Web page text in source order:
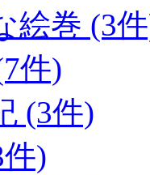
絵巻 (3
件)
(3件)
)